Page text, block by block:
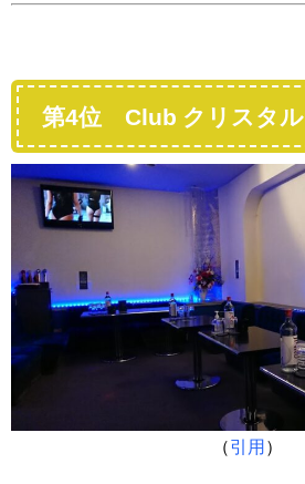
第4位 Club クリスタル
（引用 ）